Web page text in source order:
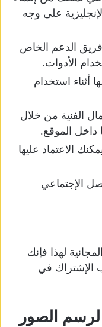
على وجه
الدعم الخاص
الأدوات.
استخدام
الفنية من خلال
داخل الموقع.
الاعتماد عليها
الإجتماعي
لهذا فإنك
الإشتراك في
لرسم الصور